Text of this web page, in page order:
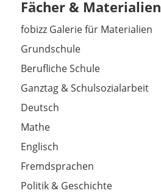
Fächer & Materialien
fobizz Galerie für Materialien
Grundschule
Berufliche Schule
Ganztag & Schulsozialarbeit
Deutsch
Mathe
Englisch
Fremdsprachen
Politik & Geschichte